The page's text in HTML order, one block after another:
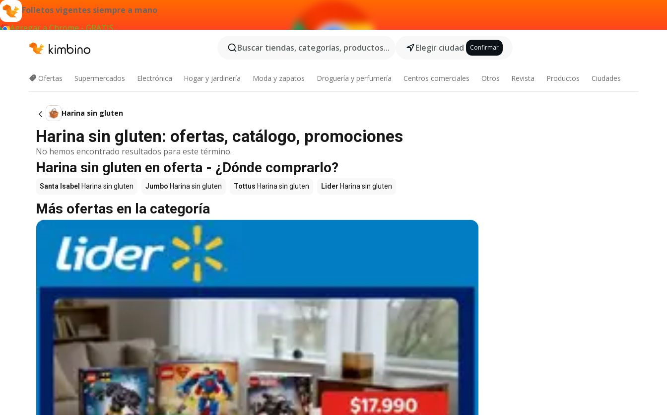
Folletos vigentes siempre a mano
Agregar a Chrome - GRATIS
Buscar tiendas, categorías, productos...
Elegir ciudad Confirmar
Ofertas Supermercados Electrónica Hogar y jardinería Moda y zapatos Droguería y perfumería Centros comerciales Otros Revista Productos Ciudades
Harina sin gluten
Harina sin gluten: ofertas, catálogo, promociones
No hemos encontrado resultados para este término.
Harina sin gluten en oferta - ¿Dónde comprarlo?
Santa Isabel Harina sin gluten Jumbo Harina sin gluten Tottus Harina sin gluten Lider Harina sin gluten
Más ofertas en la categoría